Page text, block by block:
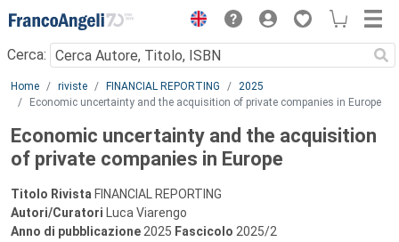
Menu
Cerca:
Main content
Home riviste FINANCIAL REPORTING
2025
Economic uncertainty and the acquisition of private companies in Europe
Economic uncertainty and the acquisition
of private companies in Europe
Titolo Rivista FINANCIAL REPORTING
Autori/Curatori Luca Viarengo
Anno di pubblicazione 2025 Fascicolo 2025/2